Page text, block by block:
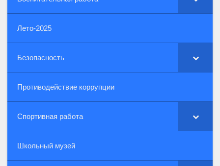
Лето-2025
Безопасность
Противодействие коррупции
Спортивная работа
Школьный музей